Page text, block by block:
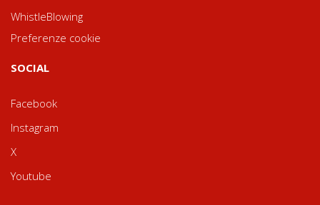
WhistleBlowing
Preferenze cookie
SOCIAL
Facebook
Instagram
X
Youtube